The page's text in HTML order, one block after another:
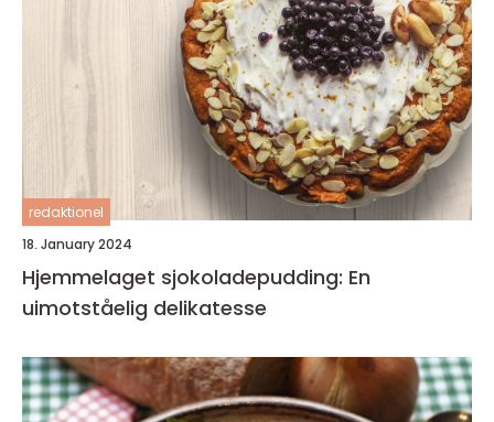
redaktionel
18. January 2024
Hjemmelaget sjokoladepudding: En
uimotståelig delikatesse